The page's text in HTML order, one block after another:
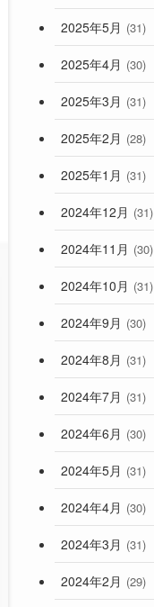
2025年5月 (31)
2025年4月 (30)
2025年3月 (31)
2025年2月 (28)
2025年1月 (31)
2024年12月 (31)
2024年11月 (30)
2024年10月 (31)
2024年9月 (30)
2024年8月 (31)
2024年7月 (31)
2024年6月 (30)
2024年5月 (31)
2024年4月 (30)
2024年3月 (31)
2024年2月 (29)